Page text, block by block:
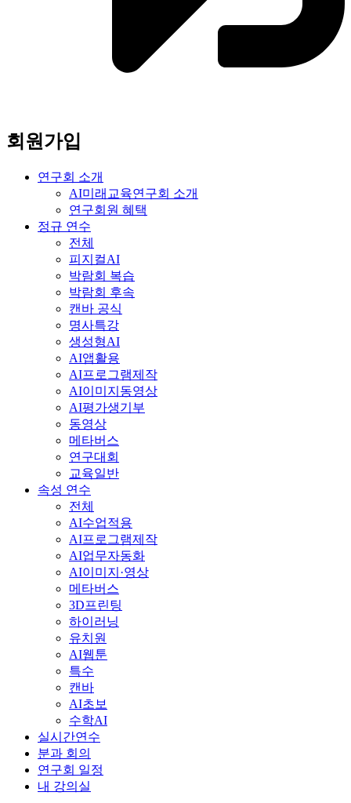
회원가입
연구회 소개
AI미래교육연구회 소개
연구회원 혜택
정규 연수
전체
피지컬AI
박람회 복습
박람회 후속
캔바 공식
명사특강
생성형AI
AI앱활용
AI프로그램제작
AI이미지동영상
AI평가생기부
동영상
메타버스
연구대회
교육일반
속성 연수
전체
AI수업적용
AI프로그램제작
AI업무자동화
AI이미지·영상
메타버스
3D프린팅
하이러닝
유치원
AI웹툰
특수
캔바
AI초보
수학AI
실시간연수
분과 회의
연구회 일정
내 강의실